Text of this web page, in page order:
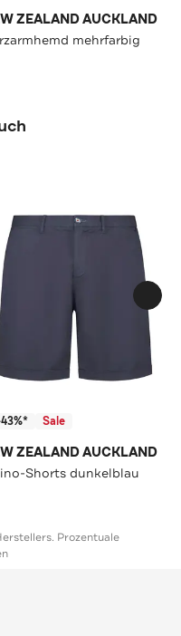
ZEALAND AUCKLAND
mehrfarbig
Sale
ZEALAND AUCKLAND
Shorts dunkelblau
Prozentuale